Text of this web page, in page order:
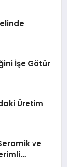
İşe Götür
Üretim
ve